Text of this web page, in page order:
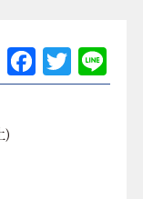
F
a
T
w
)